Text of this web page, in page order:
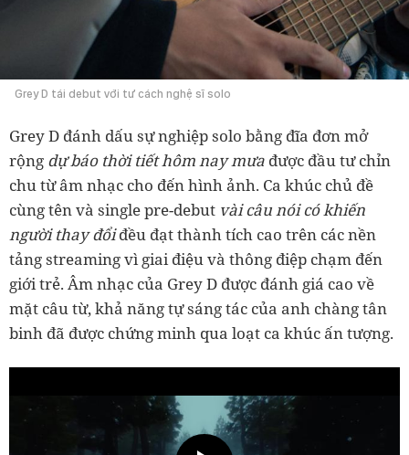
Grey D tái debut với tư cách nghệ sĩ solo
Grey D đánh dấu sự nghiệp solo bằng đĩa đơn mở
rộng dự báo thời tiết hôm nay mưa được đầu tư chỉn
chu từ âm nhạc cho đến hình ảnh. Ca khúc chủ đề
cùng tên và single pre-debut vài câu nói có khiến
người thay đổiđều đạt thành tích cao trên các nền
tảng streaming vì giai điệu và thông điệp chạm đến
giới trẻ. Âm nhạc của Grey D được đánh giá cao về
mặt câu từ, khả năng tự sáng tác của anh chàng tân
binh đã được chứng minh qua loạt ca khúc ấn tượng.